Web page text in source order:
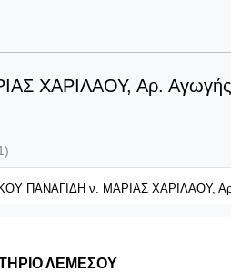
ΧΑΡΙΛΑΟΥ, Αρ.
ΠΑΝΑΓΙΔΗ ν. ΜΑΡΙΑΣ ΧΑΡΙΛΑΟΥ,
ΛΕΜΕΣΟΥ